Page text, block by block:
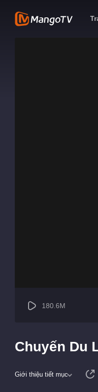
180.6M
Chuyến Du
Giới thiệu tiết mục